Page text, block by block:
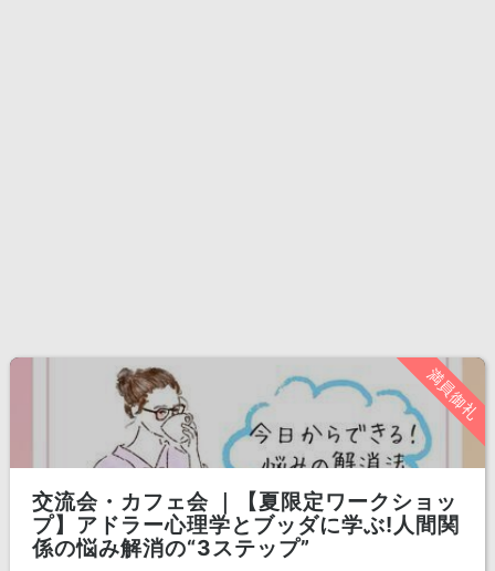
満員御礼
交流会・カフェ会 ｜【夏限定ワークショッ
プ】アドラー心理学とブッダに学ぶ!人間関
係の悩み解消の“3ステップ”